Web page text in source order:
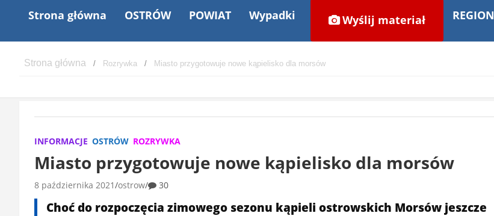
Strona główna OSTRÓW POWIAT Wypadki Wyślij materiał REGION
Rozrywka Miasto przygotowuje nowe kąpielisko dla morsów
INFORMACJE OSTRÓW ROZRYWKA
Miasto przygotowuje nowe kąpielisko dla morsów
8 października 2021 ostrow 30
Choć do rozpoczęcia zimowego sezonu kąpieli ostrowskich Morsów jeszcze